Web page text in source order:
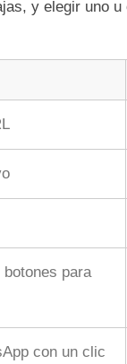
y elegir uno
para
con un clic